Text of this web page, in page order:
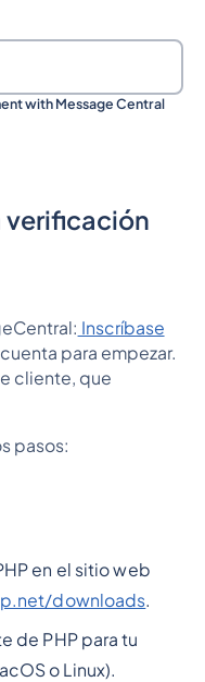
verificación
Inscríbase
para empezar.
cliente, que
pasos:
en el sitio web
downloads.
de PHP para tu
o Linux).
with Message Central